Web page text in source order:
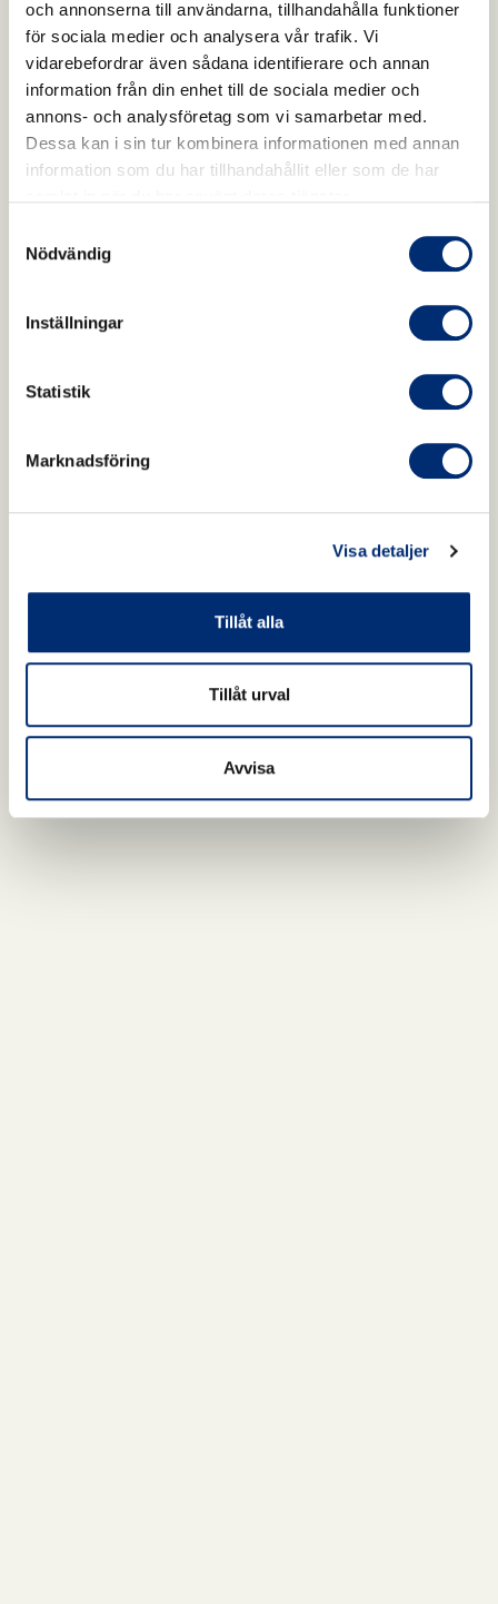
och annonserna till användarna, tillhandahålla funktioner
för sociala medier och analysera vår trafik. Vi
vidarebefordrar även sådana identifierare och annan
information från din enhet till de sociala medier och
annons- och analysföretag som vi samarbetar med.
Dessa kan i sin tur kombinera informationen med annan
information som du har tillhandahållit eller som de har
Nödvändig
Inställningar
Statistik
Marknadsföring
Visa detaljer
Tillåt alla
Tillåt urval
Avvisa